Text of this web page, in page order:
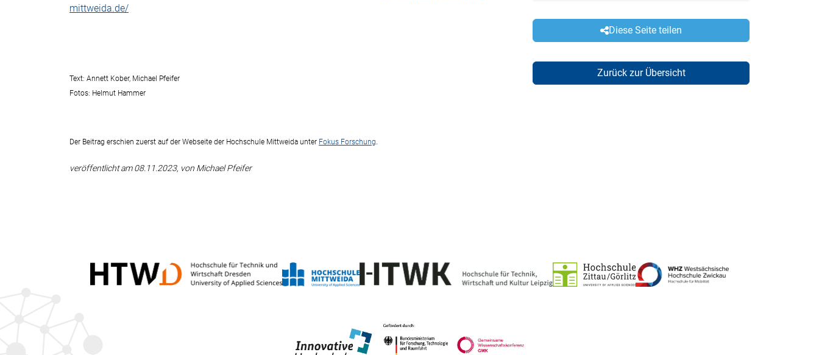
mittweida.de/
Text: Annett Kober, Michael Pfeifer
Fotos: Helmut Hammer
Der Beitrag erschien zuerst auf der Webseite der Hochschule Mittweida unter Fokus Forschung.
veröffentlicht am 08.11.2023, von Michael Pfeifer
Diese Seite teilen
Zurück zur Übersicht